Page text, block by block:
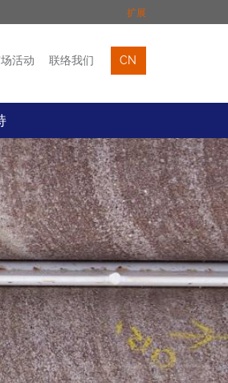
扩展
联络我们
活动 联络我们 CN